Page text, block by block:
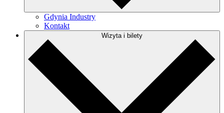
Gdynia Industry
Kontakt
Wizyta i bilety